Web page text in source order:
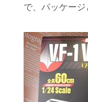
で、パッケージ